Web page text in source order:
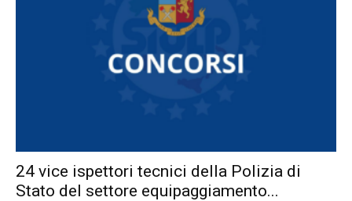
24 vice ispettori tecnici della Polizia di
Stato del settore equipaggiamento...